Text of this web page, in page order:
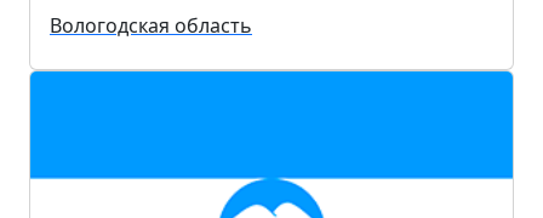
Вологодская область